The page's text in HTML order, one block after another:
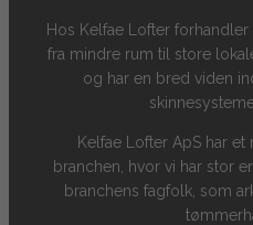
Hos Kelfae Lofter
fra mindre rum til store
og har en bred viden
Kelfae Lofter ApS har
branchen, hvor vi har stor
branchens fagfolk, som